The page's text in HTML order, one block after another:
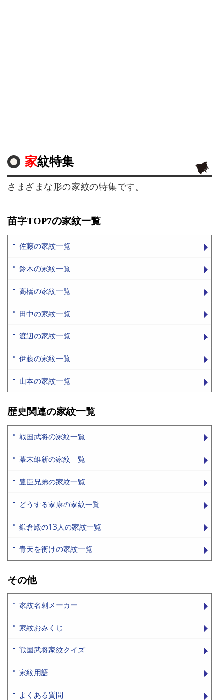
家紋特集
さまざまな形の家紋の特集です。
苗字TOP7の家紋一覧
佐藤の家紋一覧
鈴木の家紋一覧
高橋の家紋一覧
田中の家紋一覧
渡辺の家紋一覧
伊藤の家紋一覧
山本の家紋一覧
歴史関連の家紋一覧
戦国武将の家紋一覧
幕末維新の家紋一覧
豊臣兄弟の家紋一覧
どうする家康の家紋一覧
鎌倉殿の13人の家紋一覧
青天を衝けの家紋一覧
その他
家紋名刺メーカー
家紋おみくじ
戦国武将家紋クイズ
家紋用語
よくある質問